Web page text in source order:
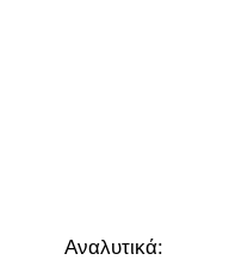
Αναλυτικά: